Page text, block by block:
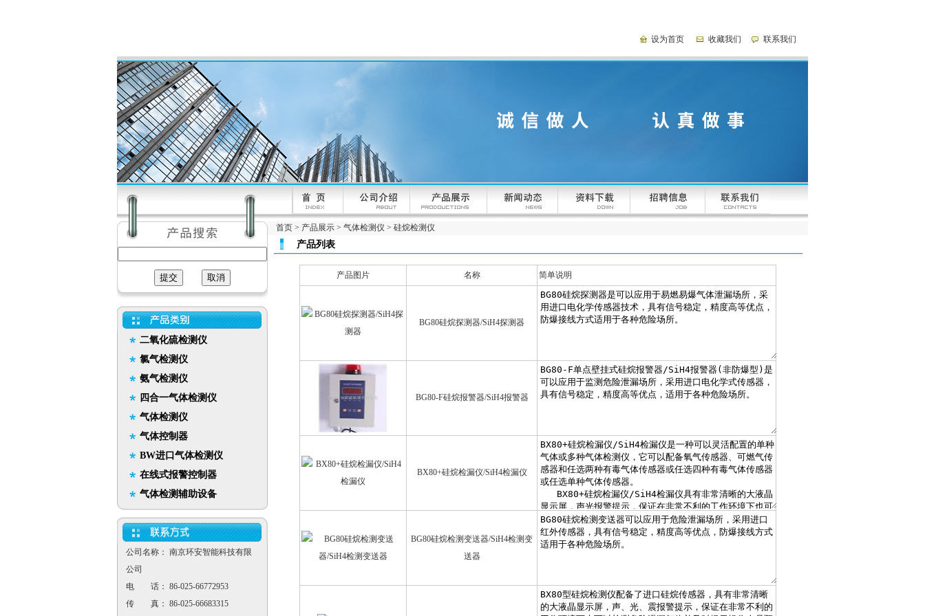
设为首页 收藏我们 联系我们
二氧化硫检测仪
氯气检测仪
氨气检测仪
四合一气体检测仪
气体检测仪
气体控制器
BW进口气体检测仪
在线式报警控制器
气体检测辅助设备
公司名称： 南京环安智能科技有限
公司
电 话： 86-025-66772953
传 真： 86-025-66683315
首页 > 产品展示 > 气体检测仪 > 硅烷检测仪
产品列表
产品图片 名称 简单说明
BG80硅烷探测器/SiH4探测器
BG80-F硅烷报警器/SiH4报警器
BX80+硅烷检漏仪/SiH4检漏仪
BG80硅烷检测变送器/SiH4检测变
送器